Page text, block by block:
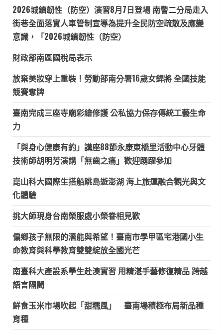
2026城鎮韌性（防空）演習8月7日登場 南警二分局走入
街巷全面落實人車管制宣導為提升全民防空疏散及應變
意識，「2026城鎮韌性（防空）
財政部南區國稅局表示
放棄美妝穿上重裝！勞動部南分署16歲女銲將 全國技能
競賽奪牌
臺南完成三座寺廟彩繪修護 公私協力保存傳統工藝生命
力
「與身心健康有約」講座88節永康東橋里活動中心牙體
技術師胡明芳演講「無齒之痛」歡迎踴躍參加
崑山科大國際生搭船跳島遊澎湖 海上旅運融合觀光與文
化體驗
挑大師現身台南榮服處小榮眷相見歡
偏鄉孩子無限的潛能與希望！臺南市學甲區宅港國小生
命教育與科學教育雙雙綻放全國光芒
南臺科大產設系學生赴澳實習 用精湛手藝修復精品 跨越
語言隔閡
鮮食玉米市場吹起「甜糯風」 臺南場積極布局新品種
育種